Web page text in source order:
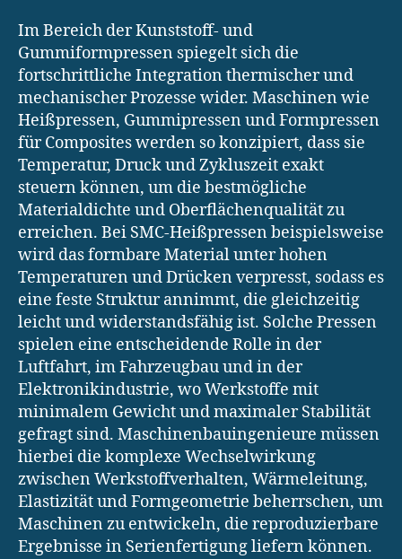
Im Bereich der Kunststoff- und
Gummiformpressen spiegelt sich die
fortschrittliche Integration thermischer und
mechanischer Prozesse wider. Maschinen wie
Heißpressen, Gummipressen und Formpressen
für Composites werden so konzipiert, dass sie
Temperatur, Druck und Zykluszeit exakt
steuern können, um die bestmögliche
Materialdichte und Oberflächenqualität zu
erreichen. Bei SMC-Heißpressen beispielsweise
wird das formbare Material unter hohen
Temperaturen und Drücken verpresst, sodass es
eine feste Struktur annimmt, die gleichzeitig
leicht und widerstandsfähig ist. Solche Pressen
spielen eine entscheidende Rolle in der
Luftfahrt, im Fahrzeugbau und in der
Elektronikindustrie, wo Werkstoffe mit
minimalem Gewicht und maximaler Stabilität
gefragt sind. Maschinenbauingenieure müssen
hierbei die komplexe Wechselwirkung
zwischen Werkstoffverhalten, Wärmeleitung,
Elastizität und Formgeometrie beherrschen, um
Maschinen zu entwickeln, die reproduzierbare
Ergebnisse in Serienfertigung liefern können.